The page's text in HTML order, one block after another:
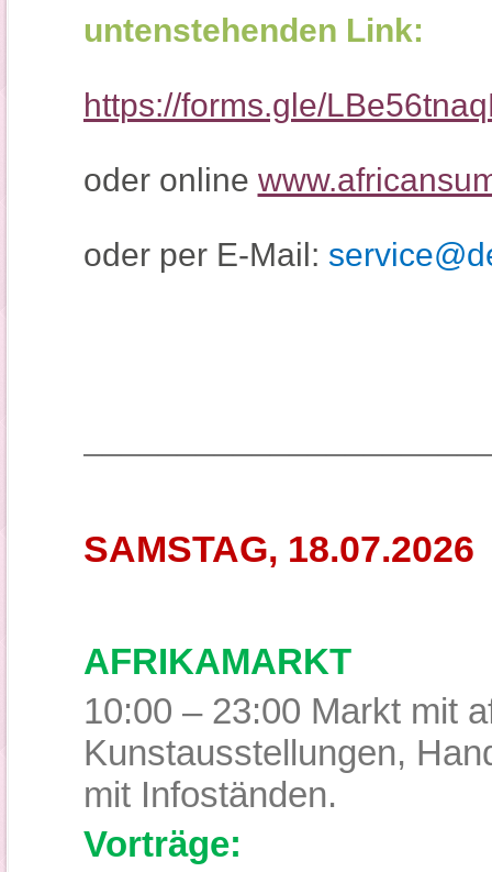
untenstehenden Link:
https://forms.gle/
oder online
oder per E-Mail:
SAMSTAG, 18.07.2026
AFRIKAMARKT
10:00 – 23:00 Markt mit
Kunstausstellungen,
mit Infoständen.
Vorträge: